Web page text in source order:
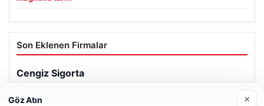
Son Eklenen Firmalar
Göz Atın ×